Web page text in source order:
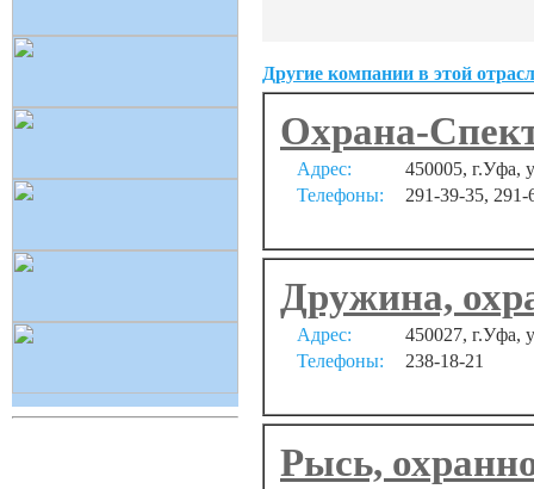
Другие компании в этой
Охрана-
Адрес:
450005, г.Уфа,
Телефоны:
291-39-35, 291-
Дружина,
Адрес:
450027, г.Уфа,
Телефоны:
238-18-21
Рысь,